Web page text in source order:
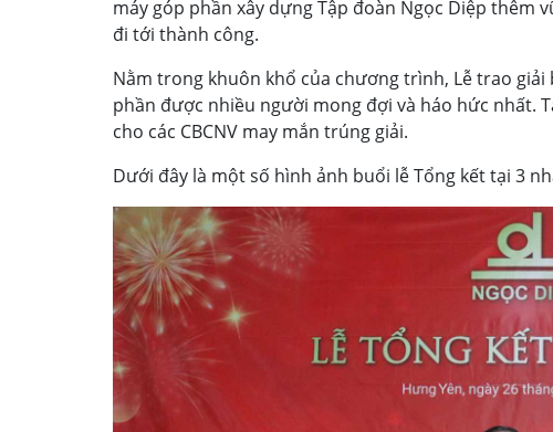
máy góp phần xây dựng Tập đoàn Ngọc Diệp
đi tới thành công.
Nằm trong khuôn khổ của chương trình, Lễ trao
phần được nhiều người mong đợi và háo hức nhất.
cho các CBCNV may mắn trúng giải.
Dưới đây là một số hình ảnh buổi lễ Tổng kết tại 3